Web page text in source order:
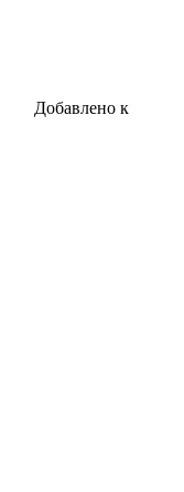
Добавлено к